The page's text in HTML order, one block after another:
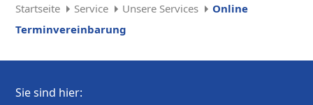
Startseite Service Unsere Services
Online
Terminvereinbarung
Sie sind hier: